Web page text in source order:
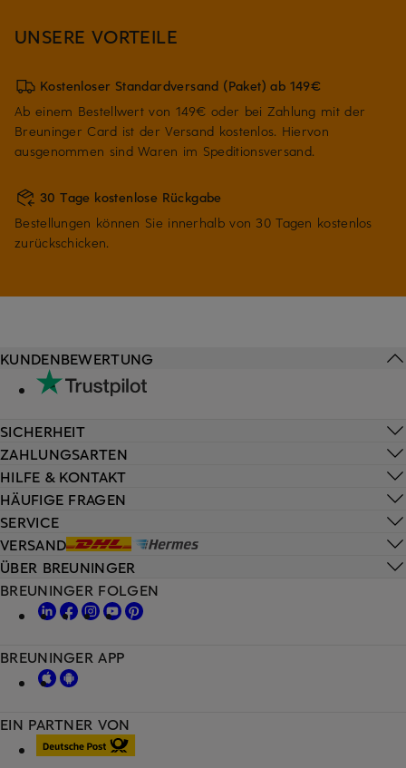
UNSERE VORTEILE
Kostenloser Standardversand (Paket) ab 149€
Ab einem Bestellwert von 149€ oder bei Zahlung mit der
Breuninger Card ist der Versand kostenlos. Hiervon
ausgenommen sind Waren im Speditionsversand.
30 Tage kostenlose Rückgabe
Bestellungen können Sie innerhalb von 30 Tagen kostenlos
zurückschicken.
HILFE & KONTAKT
HÄUFIGE FRAGEN
SERVICE
VERSAND
KUNDENBEWERTUNG
SICHERHEIT
ZAHLUNGSARTEN
ÜBER BREUNINGER
EIN PARTNER VON
BREUNINGER FOLGEN
BREUNINGER APP